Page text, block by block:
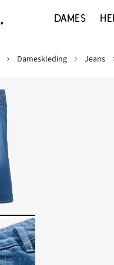
DAMES
Dameskleding Jeans